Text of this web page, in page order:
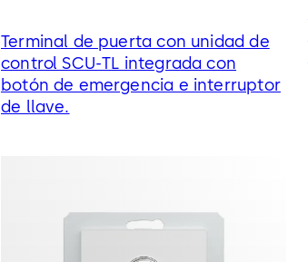
Terminal de puerta con unidad de
control SCU-TL integrada con
botón de emergencia e interruptor
de llave.